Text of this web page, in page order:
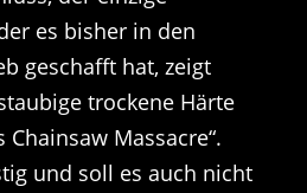
es bisher in den
geschafft hat, zeigt
trockene Härte
Chainsaw Massacre“.
und soll es auch nicht